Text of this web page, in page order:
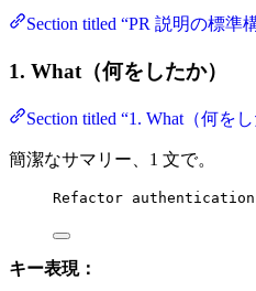
Section titled “PR 説明の標準
1. What（何をしたか）
Section titled “1. What（何を
簡潔なサマリー、1 文で。
Refactor
キー表現：